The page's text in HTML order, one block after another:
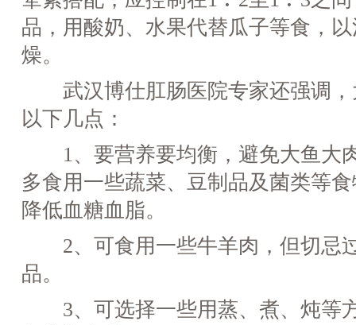
品，用酸奶、水果代替瓜子等食，
燥。
武汉博仕肛肠医院专家还强调，
以下几点：
1、要营养要均衡，避免大鱼大
多食用一些蔬菜、豆制品及菌类等
降低血糖血脂。
2、可食用一些牛羊肉，但切忌
品。
3、可选择一些用蒸、煮、炖等